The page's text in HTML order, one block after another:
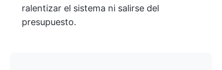
ralentizar el sistema ni salirse del
presupuesto.